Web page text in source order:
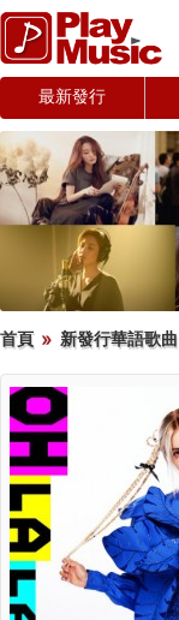
最新發行
首頁 新發行華語歌曲